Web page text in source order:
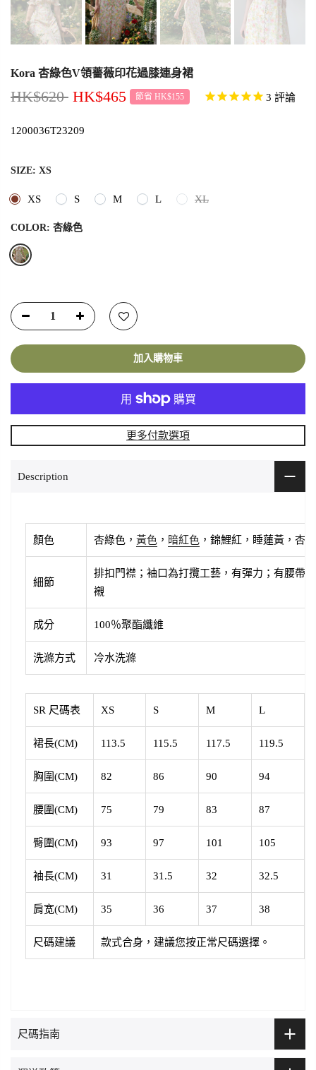
Kora 杏綠色V領薔薇印花過膝連身裙
HK$620 HK$465 節省 HK$155 3 評論
1200036T23209
SIZE: XS
XS S M L XL
COLOR: 杏綠色
加入購物車
更多付款選項
Description
顏色 杏綠色， 黃色 ， 暗紅色 ，錦鯉紅，睡蓮黃，杏色
細節
排扣門襟；袖口為打攬工藝，有彈力；有腰帶
襯
成分 100％聚酯纖維
洗滌方式 冷水洗滌
SR 尺碼表 XS S M L
裙長(CM) 113.5 115.5 117.5 119.5
胸圍(CM) 82 86 90 94
腰圍(CM) 75 79 83 87
臀圍(CM) 93 97 101 105
袖長(CM) 31 31.5 32 32.5
肩宽(CM) 35 36 37 38
尺碼建議 款式合身，建議您按正常尺碼選擇。
尺碼指南